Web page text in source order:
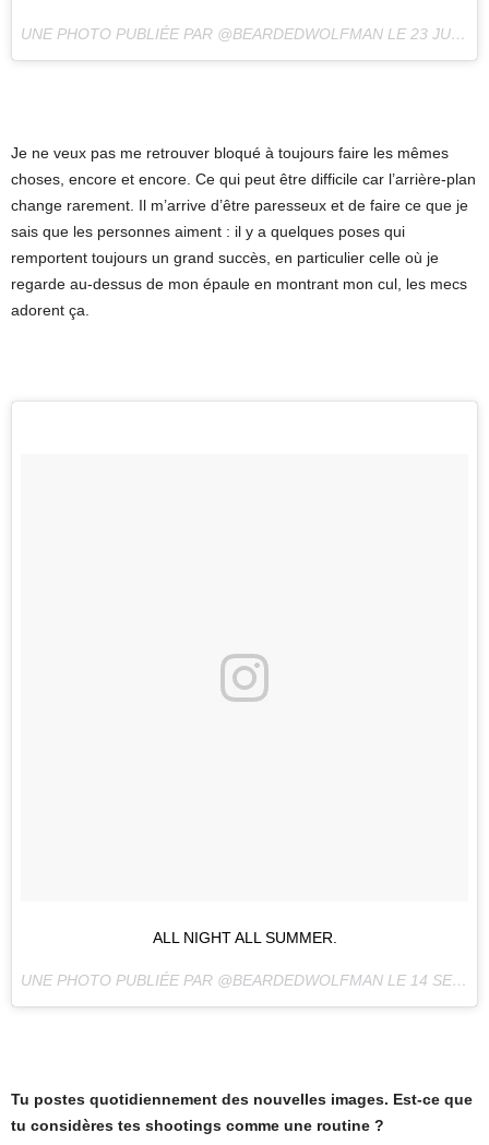
UNE PHOTO PUBLIÉE PAR @BEARDEDWOLFMAN LE 23 JUIN 2016 À 9H14 PDT
Je ne veux pas me retrouver bloqué à toujours faire les mêmes
choses, encore et encore. Ce qui peut être difficile car l’arrière-plan
change rarement. Il m’arrive d’être paresseux et de faire ce que je
sais que les personnes aiment : il y a quelques poses qui
remportent toujours un grand succès, en particulier celle où je
regarde au-dessus de mon épaule en montrant mon cul, les mecs
adorent ça.
ALL NIGHT ALL SUMMER.
UNE PHOTO PUBLIÉE PAR @BEARDEDWOLFMAN LE 14 SEPT. 2016 À 8H45 PDT
Tu postes quotidiennement des nouvelles images. Est-ce que
tu considères tes shootings comme une routine ?